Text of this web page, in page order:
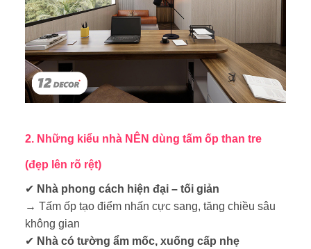
2. Những kiểu nhà NÊN dùng tấm ốp than tre
(đẹp lên rõ rệt)
✔ Nhà phong cách hiện đại – tối giản
→ Tấm ốp tạo điểm nhấn cực sang, tăng chiều sâu
không gian
✔ Nhà có tường ẩm mốc, xuống cấp nhẹ